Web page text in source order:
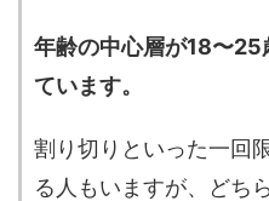
年齢の中心層が18〜25
ています。
割り切りといった一回
る人もいますが、どち